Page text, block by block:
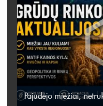
Pajudėjo miežiai,